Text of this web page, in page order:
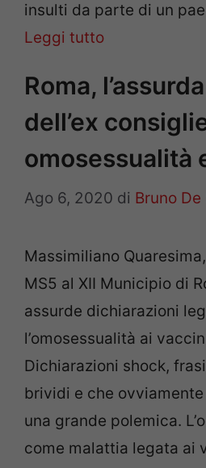
insulti da parte di un
Leggi tutto
Roma,
dell’ex
omosessualità
Ago 6, 2020 di Bruno De
Massimiliano
MS5 al XII Municipio di
assurde dichiarazioni
l’omosessualità ai
Dichiarazioni shock,
brividi e che
una grande polemica.
come malattia legata ai